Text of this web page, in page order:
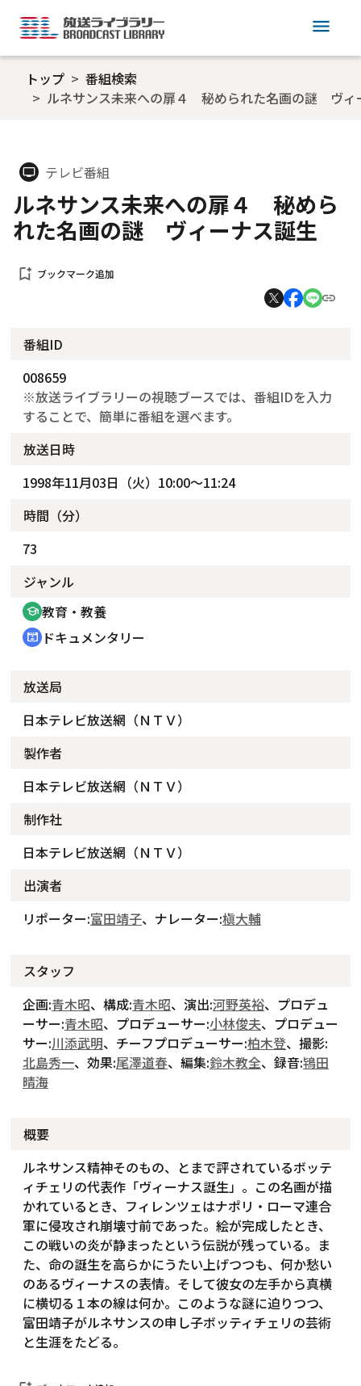
menu
トップ
番組検索
ルネサンス未来への扉４ 秘められた名画の謎 ヴィ
tv テレビ番組
ルネサンス未来への扉４ 秘めら
れた名画の謎 ヴィーナス誕生
bookmark_add ブックマーク追加
番組ID
008659
※放送ライブラリーの視聴ブースでは、番組IDを入力
することで、簡単に番組を選べます。
放送日時
1998年11月03日（火）10:00～11:24
時間（分）
73
ジャンル
school 教育・教養
cinematic_blur ドキュメンタリー
放送局
日本テレビ放送網（ＮＴＶ）
製作者
日本テレビ放送網（ＮＴＶ）
制作社
日本テレビ放送網（ＮＴＶ）
出演者
リポーター:富田靖子、ナレーター:槇大輔
スタッフ
企画:青木昭、構成:青木昭、演出:河野英裕、プロデュ
ーサー:青木昭、プロデューサー:小林俊夫、プロデュー
サー:川添武明、チーフプロデューサー:柏木登、撮影:
北島秀一、効果:尾澤道春、編集:鈴木教全、録音:鴇田
晴海
概要
ルネサンス精神そのもの、とまで評されているボッテ
ィチェリの代表作「ヴィーナス誕生」。この名画が描
かれているとき、フィレンツェはナポリ・ローマ連合
軍に侵攻され崩壊寸前であった。絵が完成したとき、
この戦いの炎が静まったという伝説が残っている。ま
た、命の誕生を高らかにうたい上げつつも、何か愁い
のあるヴィーナスの表情。そして彼女の左手から真横
に横切る１本の線は何か。このような謎に迫りつつ、
富田靖子がルネサンスの申し子ボッティチェリの芸術
と生涯をたどる。